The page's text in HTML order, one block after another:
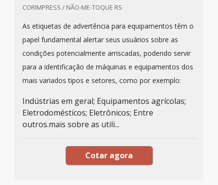
CORIMPRESS / NÃO-ME-TOQUE RS
As etiquetas de advertência para equipamentos têm o
papel fundamental alertar seus usuários sobre as
condições potencialmente arriscadas, podendo servir
para a identificação de máquinas e equipamentos dos
mais variados tipos e setores, como por exemplo:
Indústrias em geral; Equipamentos agrícolas;
Eletrodomésticos; Eletrônicos; Entre
outros.mais sobre as utili...
Cotar agora